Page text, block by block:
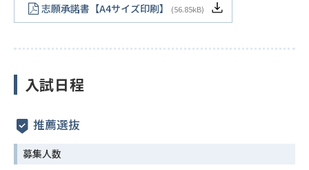
志願承諾書【A4サイズ印刷】 56.85kB
入試日程
推薦選抜
募集人数